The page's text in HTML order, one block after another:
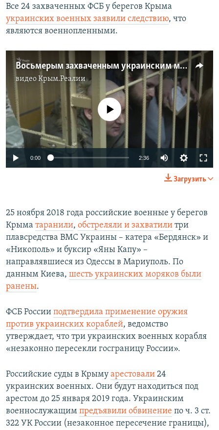
Все 24 захваченных ФСБ у берегов Крыма
украинских военных заявили следствию, что
являются военнопленными. ​
Восьмерым захваченным украинским морякам продлили арест (видео)
видеоКрым.Реалии
No media source currently available
0:00 2:36
Загрузить
25 ноября 2018 года российские военные у берегов
Крыма таранили, обстреляли и захватили три
плавсредства ВМС Украины – катера «Бердянск» и
«Никополь» и буксир «Яны Капу» –
направлявшиеся из Одессы в Мариуполь. По
данным Киева, шесть украинских моряков были
ранены.
ФСБ России подтвердила применение оружия
против украинских кораблей, ведомство
утверждает, что три украинских военных корабля
«незаконно пересекли госграницу России».
Российские суды в Крыму арестовали 24
украинских военных. Они будут находиться под
арестом до 25 января 2019 года. Украинским
военнослужащим предъявили обвинение по ч. 3 ст.
322 УК России (незаконное пересечение границы),